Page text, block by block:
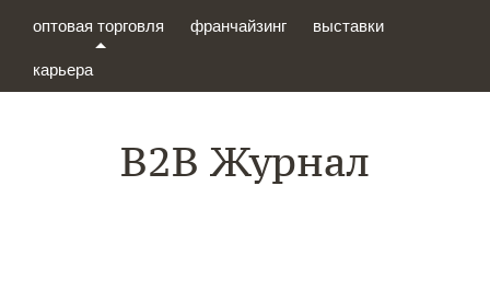
оптовая торговля франчайзинг выставки
карьера
B2B Журнал